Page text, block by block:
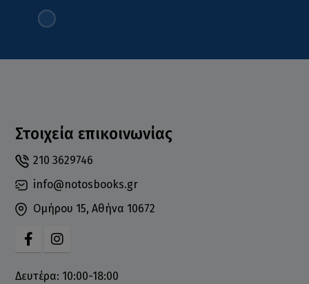
Στοιχεία επικοινωνίας
210 3629746
info@notosbooks.gr
Ομήρου 15, Αθήνα 10672
Δευτέρα: 10:00-18:00